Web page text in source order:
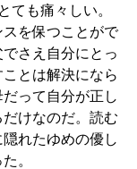
ても痛々しい。
を保つことがで
さえ自分にとっ
とは解決になら
って自分が正し
けなのだ。読む
れたゆめの優し
。